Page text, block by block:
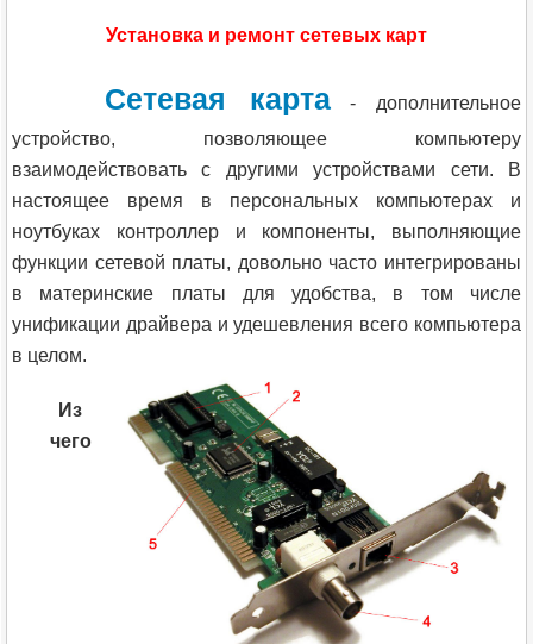
Установка и ремонт сетевых карт
Сетевая карта- дополнительное
устройство, позволяющее компьютеру
взаимодействовать с другими устройствами сети. В
настоящее время в персональных компьютерах и
ноутбуках контроллер и компоненты, выполняющие
функции сетевой платы, довольно часто интегрированы
в материнские платы для удобства, в том числе
унификации драйвера и удешевления всего компьютера
в целом.
Из
чего